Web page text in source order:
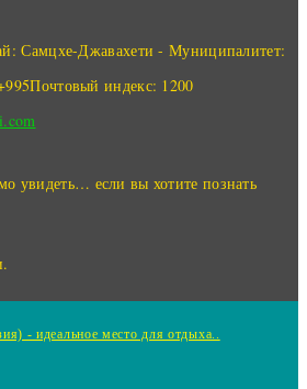
Самцхе-Джавахети - Муниципалитет:
Почтовый индекс: 1200
увидеть… если вы хотите познать
- идеальное место для отдыха..